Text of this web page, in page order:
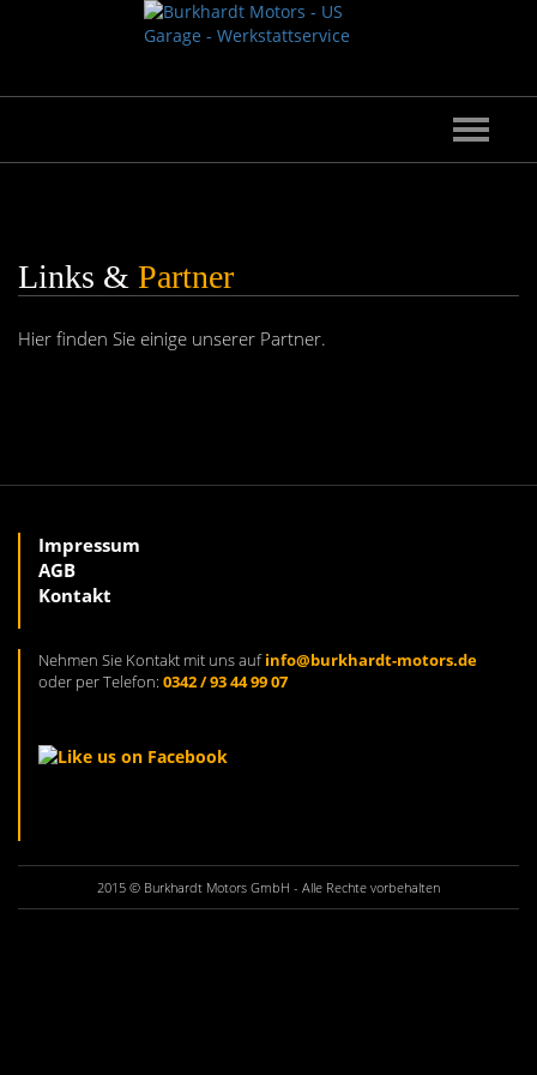
Links & Partner
Hier finden Sie einige unserer Partner.
Impressum
AGB
Kontakt
Nehmen Sie Kontakt mit uns aufinfo@burkhardt-motors.de
oder per Telefon: 0342 / 93 44 99 07
2015 © Burkhardt Motors GmbH - Alle Rechte vorbehalten